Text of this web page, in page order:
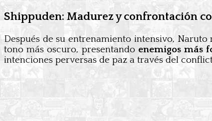
Shippuden: Madurez y confrontación
Después de su entrenamiento intensivo, Naruto
tono más oscuro, presentando enemigos más
intenciones perversas de paz a través del